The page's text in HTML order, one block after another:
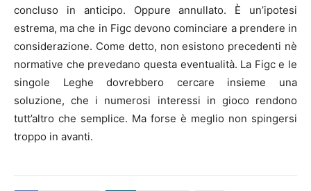
concluso in anticipo. Oppure annullato. È un’ipotesi
estrema, ma che in Figc devono cominciare a prendere in
considerazione. Come detto, non esistono precedenti nè
normative che prevedano questa eventualità. La Figc e le
singole Leghe dovrebbero cercare insieme una
soluzione, che i numerosi interessi in gioco rendono
tutt’altro che semplice. Ma forse è meglio non spingersi
troppo in avanti.